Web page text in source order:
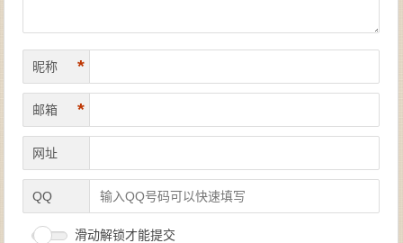
昵称 *
邮箱 *
网址
QQ
滑动解锁才能提交